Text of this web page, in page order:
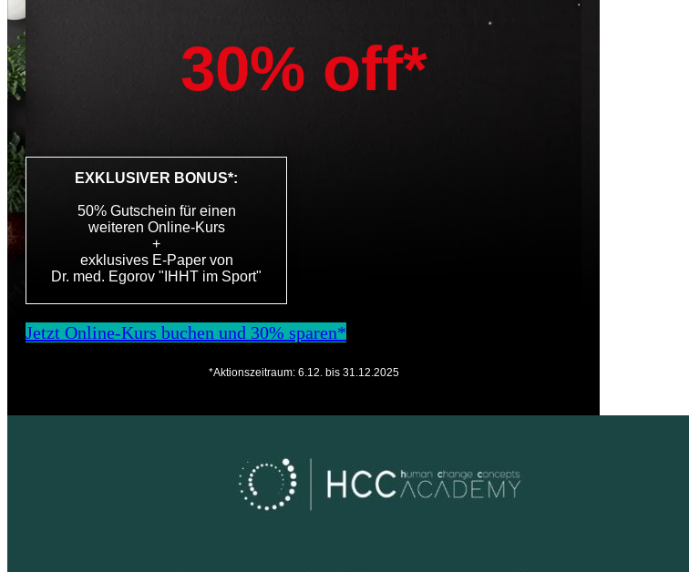
30% off*
EXKLUSIVER BONUS*:
50% Gutschein für einen
weiteren Online-Kurs
+
exklusives E-Paper von
Dr. med. Egorov "IHHT im Sport"
Jetzt Online-Kurs buchen und 30% sparen*
*Aktionszeitraum: 6.12. bis 31.12.2025